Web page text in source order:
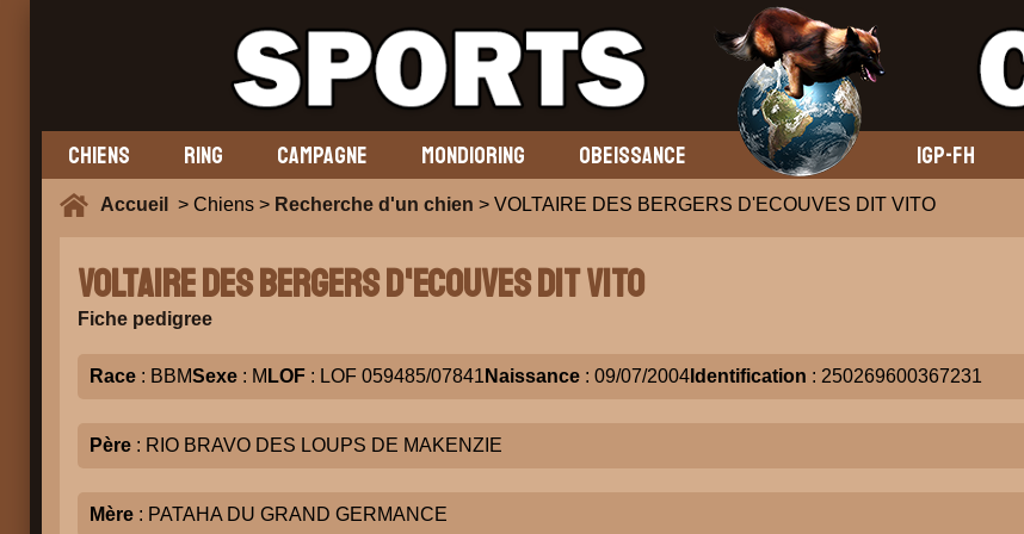
CHIENS RING CAMPAGNE MONDIORING OBEISSANCE IGP-FH
Accueil > Chiens > Recherche d'un chien > VOLTAIRE DES BERGERS D'ECOUVES DIT VITO
VOLTAIRE DES BERGERS D'ECOUVES DIT VITO
Fiche pedigree
Race : BBMSexe : M LOF : LOF 059485/07841 Naissance : 09/07/2004 Identification : 250269600367231
Père : RIO BRAVO DES LOUPS DE MAKENZIE
Mère : PATAHA DU GRAND GERMANCE